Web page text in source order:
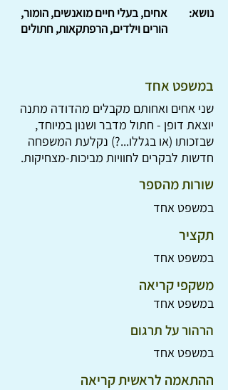
אחים, בעלי חיים מואנשים, הומור,
הורים וילדים, הרפתקאות, חתולים
נושא:
במשפט אחד
שני אחים ואחותם מקבלים מהדודה מתנה
יוצאת דופן - חתול מדבר ושנון במיוחד,
שבזכותו (או בגללו...?) נקלעת המשפחה
חדשות לבקרים לחוויות מביכות-מצחיקות.
שורות מהספר
במשפט אחד
תקציר
במשפט אחד
משקפי קריאה
במשפט אחד
הרהור על תרגום
במשפט אחד
ההתאמה לראשית קריאה